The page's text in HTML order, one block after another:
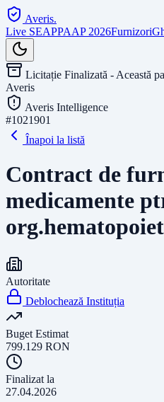
Averis.
Live SEAPPAAP 2026Furnizori
Licitație Finalizată - Această
Averis
Averis Intelligence
#1021901
Înapoi la listă
Contract de
medicamente
Autoritate
Deblochează Instituția
Buget Estimat
799.129 RON
Finalizat la
27.04.2026